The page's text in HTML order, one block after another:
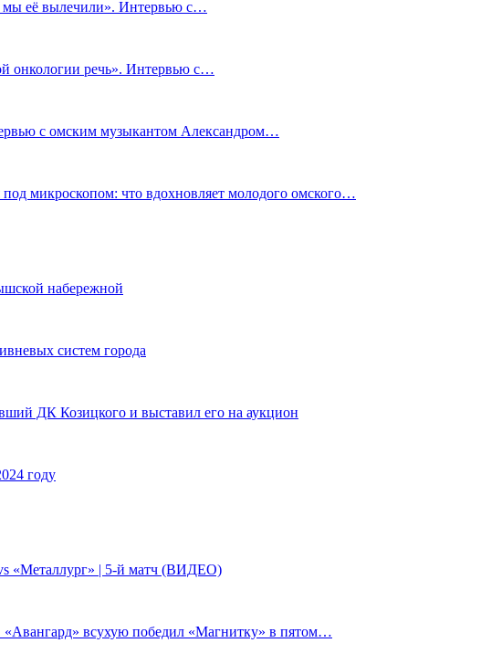
мы её вылечили». Интервью с…
онкологии речь». Интервью с…
с омским музыкантом Александром…
микроскопом: что вдохновляет молодого омского…
набережной
систем города
ДК Козицкого и выставил его на аукцион
году
«Металлург» | 5-й матч (ВИДЕО)
«Авангард» всухую победил «Магнитку» в пятом…